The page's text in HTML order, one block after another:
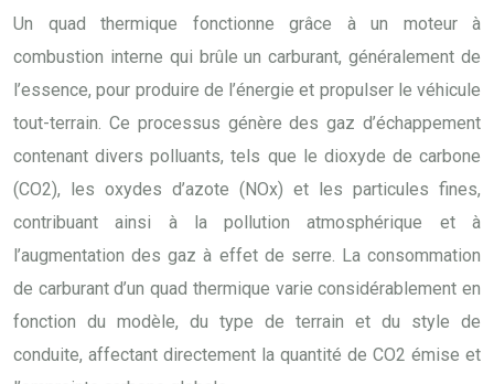
Un quad thermique fonctionne grâce à un moteur à
combustion interne qui brûle un carburant, généralement de
l’essence, pour produire de l’énergie et propulser le véhicule
tout-terrain. Ce processus génère des gaz d’échappement
contenant divers polluants, tels que le dioxyde de carbone
(CO2), les oxydes d’azote (NOx) et les particules fines,
contribuant ainsi à la pollution atmosphérique et à
l’augmentation des gaz à effet de serre. La consommation
de carburant d’un quad thermique varie considérablement en
fonction du modèle, du type de terrain et du style de
conduite, affectant directement la quantité de CO2 émise et